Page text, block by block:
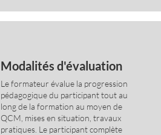
Modalités d'évaluation
Le formateur évalue la progression
pédagogique du participant tout au
long de la formation au moyen de
QCM, mises en situation, travaux
pratiques. Le participant complète